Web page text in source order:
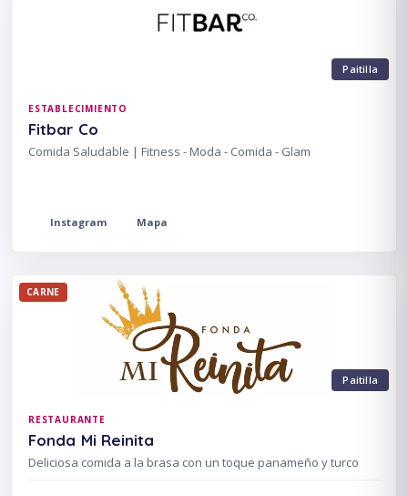
Paitilla
ESTABLECIMIENTO
Fitbar Co
Comida Saludable | Fitness - Moda - Comida - Glam
Instagram Mapa
Paitilla
CARNE
RESTAURANTE
Fonda Mi Reinita
Deliciosa comida a la brasa con un toque panameño y turco